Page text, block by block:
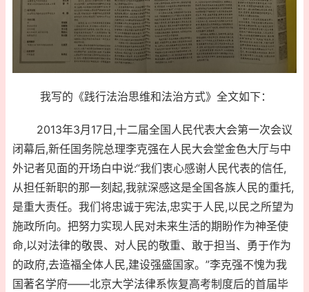
我写的《践行法治思维和法治方式》全文如下：
2013年3月17日,十二届全国人民代表大会第一次会议
闭幕后,新任国务院总理李克强在人民大会堂金色大厅与中
外记者见面的开场白中说:“我们衷心感谢人民代表的信任,
从担任新职的那一刻起,我就深感这是全国各族人民的重托,
是重大责任。我们将忠诚于宪法,忠实于人民,以民之所望为
施政所向。把努力实现人民对未来生活的期盼作为神圣使
命,以对法律的敬畏、对人民的敬重、敢于担当、勇于作为
的政府,去造福全体人民,建设强盛国家。”李克强不愧为我
国著名学府——北京大学法律系恢复高考制度后的首届毕